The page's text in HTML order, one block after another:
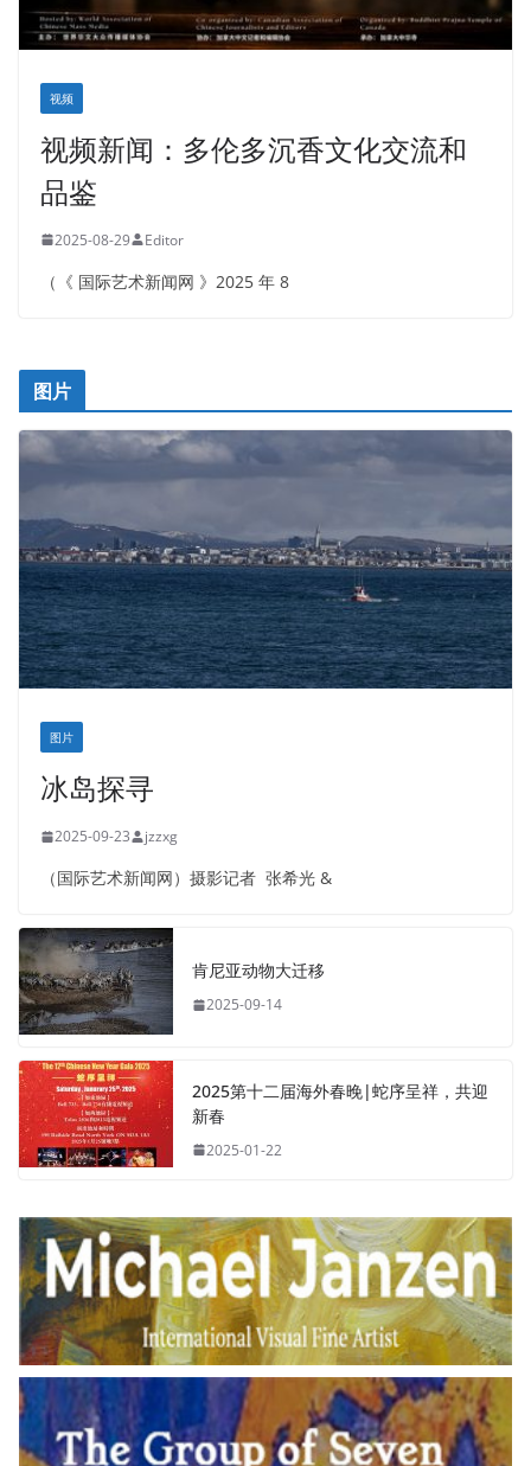
视频
视频新闻：多伦多沉香文化交流和
品鉴
2025-08-29 Editor
（《 国际艺术新闻网 》2025 年 8
图片
图片
冰岛探寻
2025-09-23 jzzxg
（国际艺术新闻网）摄影记者 张希光 &
肯尼亚动物大迁移
2025-09-14
2025第十二届海外春晚|蛇序呈祥，共迎
新春
2025-01-22